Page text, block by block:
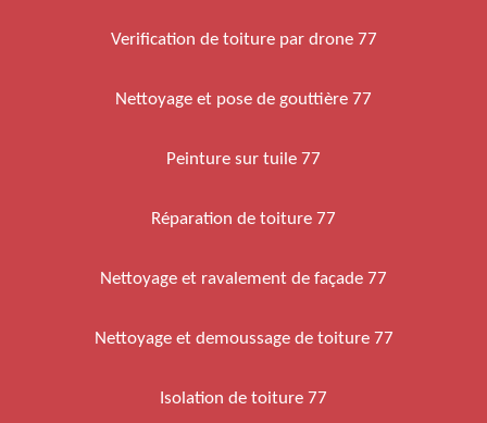
Verification de toiture par drone 77
Nettoyage et pose de gouttière 77
Peinture sur tuile 77
Réparation de toiture 77
Nettoyage et ravalement de façade 77
Nettoyage et demoussage de toiture 77
Isolation de toiture 77